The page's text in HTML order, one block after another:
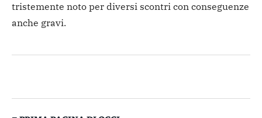
tristemente noto per diversi scontri con conseguenze
anche gravi.